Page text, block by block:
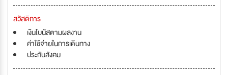
สวัสดิการ
เงินโบนัสตามผลงาน
ค่าใช้จ่ายในการเดินทาง
ประกันสังคม